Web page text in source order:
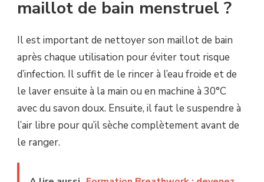
maillot de bain menstruel ?
Il est important de nettoyer son maillot de bain
après chaque utilisation pour éviter tout risque
d’infection. Il suffit de le rincer à l’eau froide et de
le laver ensuite à la main ou en machine à 30°C
avec du savon doux. Ensuite, il faut le suspendre à
l’air libre pour qu’il sèche complètement avant de
le ranger.